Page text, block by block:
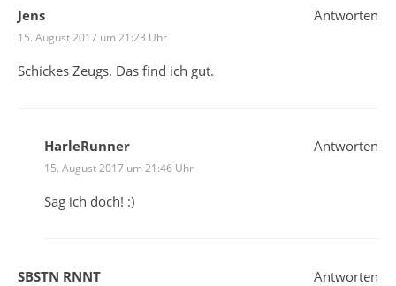
Jens
15. August 2017 um 21:23 Uhr
Schickes Zeugs. Das find ich gut.
Antworten
HarleRunner
15. August 2017 um 21:46 Uhr
Sag ich doch! :)
Antworten
SBSTN RNNT Antworten